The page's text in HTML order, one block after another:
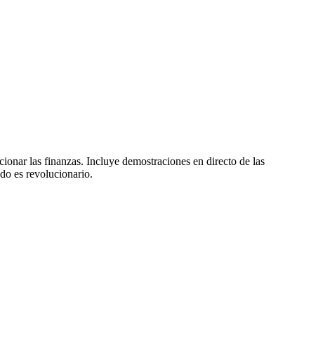
las finanzas. Incluye demostraciones en directo de las
es revolucionario.